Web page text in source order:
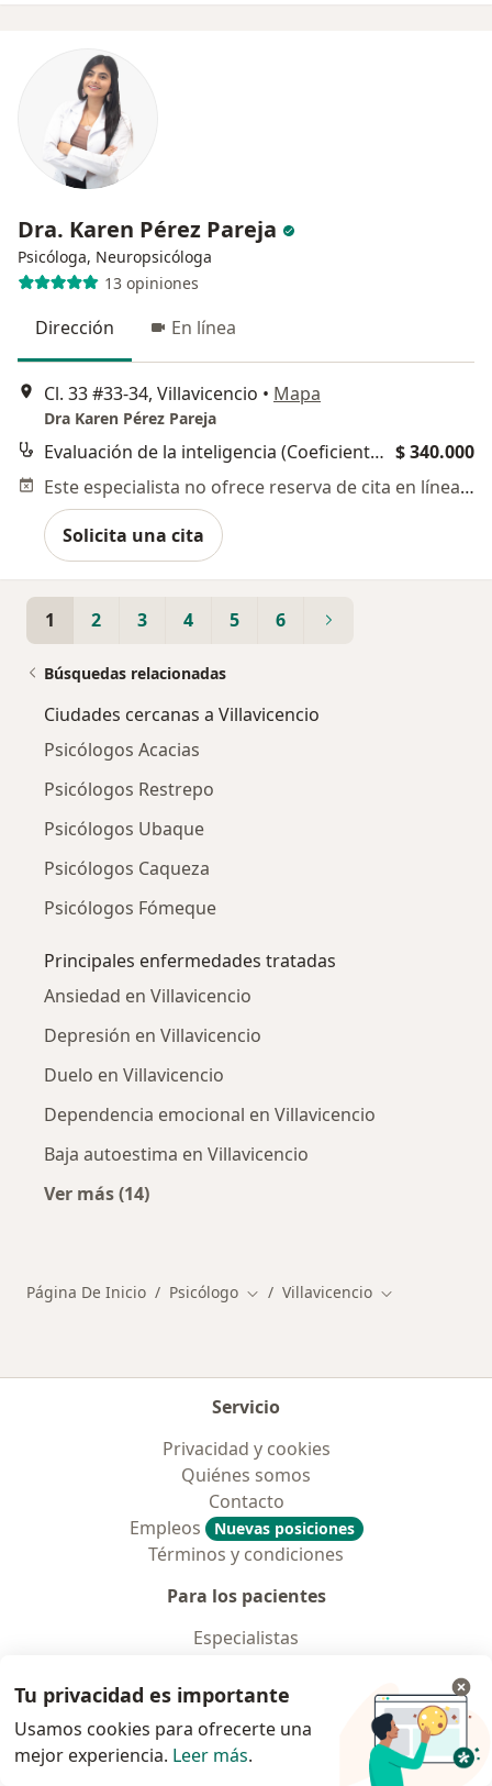
Dra. Karen Pérez Pareja
Psicóloga, Neuropsicóloga
13 opiniones
Dirección En línea
Cl. 33 #33-34, Villavicencio • Mapa
Dra Karen Pérez Pareja
Evaluación de la inteligencia (Coeficiente intelectual) $ 340.000
Este especialista no ofrece reserva de cita en línea en esta dirección.
Solicita una cita
1 2 3 4 5 6
Búsquedas relacionadas
Ciudades cercanas a Villavicencio
Psicólogos Acacias
Psicólogos Restrepo
Psicólogos Ubaque
Psicólogos Caqueza
Psicólogos Fómeque
Principales enfermedades tratadas
Ansiedad en Villavicencio
Depresión en Villavicencio
Duelo en Villavicencio
Dependencia emocional en Villavicencio
Baja autoestima en Villavicencio
Ver más (14)
Página De Inicio Psicólogo Cambiar de ciudad
Villavicencio Cambiar de
Servicio
Privacidad y cookies
Quiénes somos
Contacto
Empleos
Nuevas posiciones
Términos y condiciones
Para los pacientes
Especialistas
Pregunta al Experto
Medicamentos
Servicios
Enfermedades
Tu privacidad es importante
Usamos cookies para ofrecerte una
mejor experiencia. Leer más.